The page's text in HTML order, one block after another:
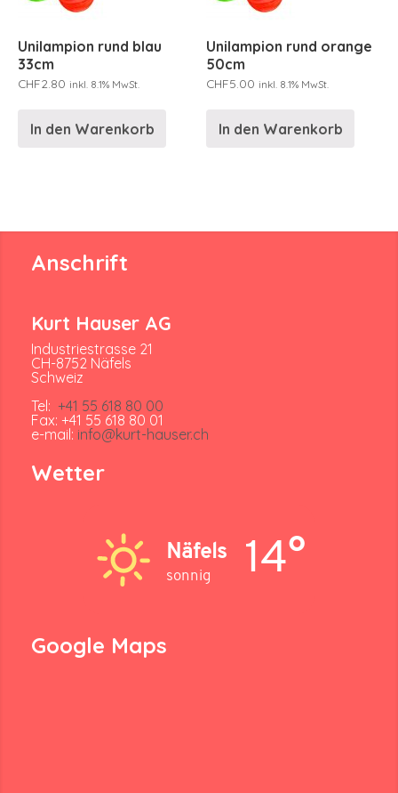
Unilampion rund blau
33cm
CHF2.80 inkl. 8.1% MwSt.
In den Warenkorb
Unilampion rund orange
50cm
CHF5.00 inkl. 8.1% MwSt.
In den Warenkorb
Anschrift
Kurt Hauser AG
Industriestrasse 21
CH-8752 Näfels
Schweiz
Tel: +41 55 618 80 00
Fax: +41 55 618 80 01
e-mail: info@kurt-hauser.ch
Wetter
Näfels
sonnig 14°
Google Maps